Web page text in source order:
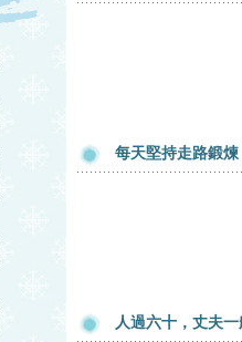
每天堅持走路鍛
人過六十，丈夫